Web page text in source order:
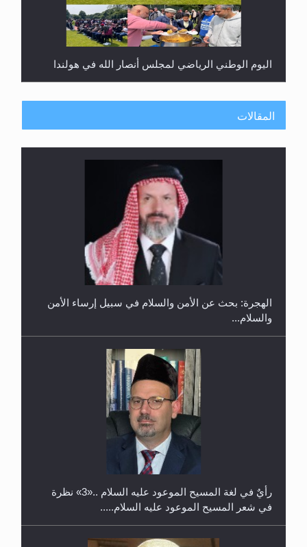
اليوم الوطني الرياضي لمجلس أنصار الله في هولندا
إتمام حفظ القرآن الكريم لثلاثة طلاب من مدرسة الحفظ
حفل توزيع الشهادات في الجامعة الأحمدية بنيجيريا لعام
المقالات
الهجرة: بحث عن الأمن والسلام في سبيل إرساء الأمن
والسلام...
رأيٌ في لغة المسيح الموعود عليه السلام ..«3» نظرة
في شعر المسيح الموعود عليه السلام.....